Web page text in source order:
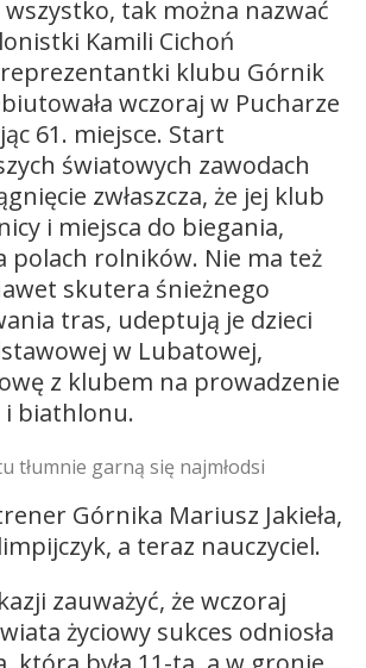
tak można nazwać
Kamili Cichoń
klubu Górnik
wczoraj w Pucharze
61. miejsce. Start
światowych zawodach
zwłaszcza, że jej klub
i miejsca do biegania,
polach rolników. Nie ma też
skutera śnieżnego
tras, udeptują je dzieci
w Lubatowej,
z klubem na prowadzenie
i biathlonu.
tłumnie garną się najmłodsi
Górnika Mariusz Jakieła,
a teraz nauczyciel.
zauważyć, że wczoraj
życiowy sukces odniosła